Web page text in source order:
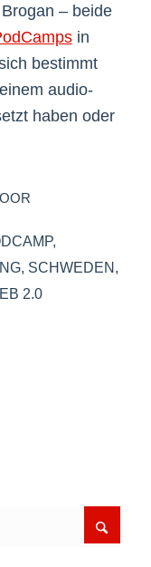
– beide
in
bestimmt
audio-
haben oder
,
, SCHWEDEN,
2.0